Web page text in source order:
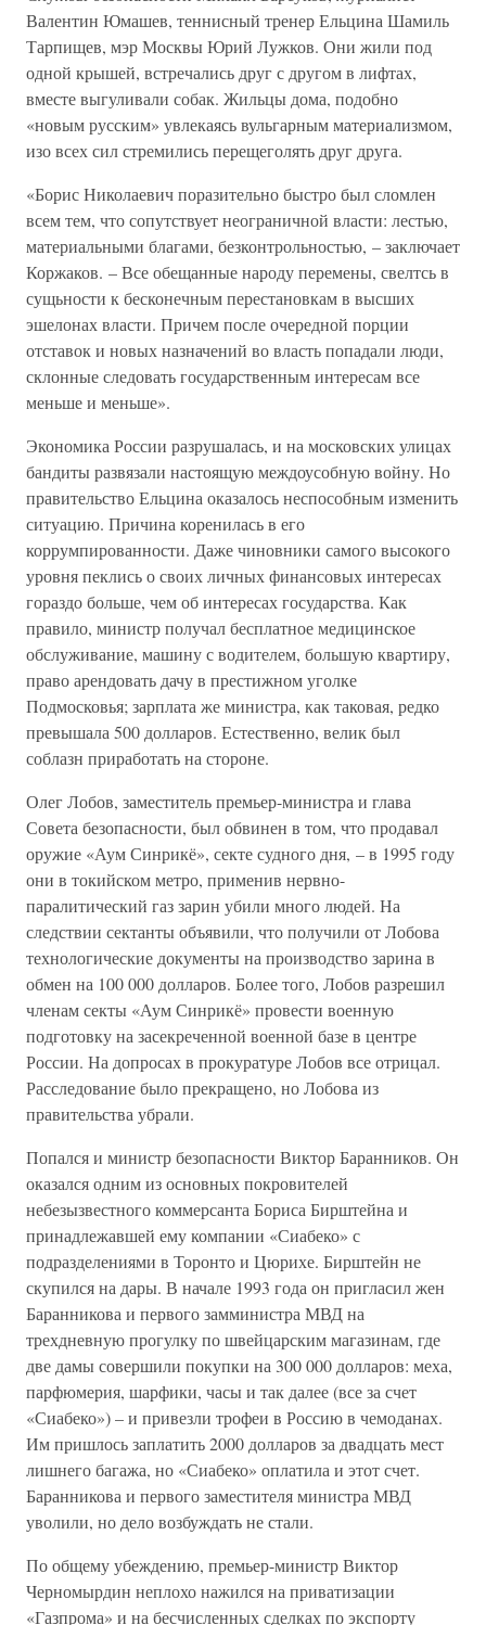
Валентин Юмашев, теннисный тренер Ельцина Шамиль
Тарпищев, мэр Москвы Юрий Лужков. Они жили под
одной крышей, встречались друг с другом в лифтах,
вместе выгуливали собак. Жильцы дома, подобно
«новым русским» увлекаясь вульгарным материализмом,
изо всех сил стремились перещеголять друг друга.
«Борис Николаевич поразительно быстро был сломлен
всем тем, что сопутствует неограничной власти: лестью,
материальными благами, безконтрольностью, – заключает
Коржаков. – Все обещанные народу перемены, свелтсь в
сущьности к бесконечным перестановкам в высших
эшелонах власти. Причем после очередной порции
отставок и новых назначений во власть попадали люди,
склонные следовать государственным интересам все
меньше и меньше».
Экономика России разрушалась, и на московских улицах
бандиты развязали настоящую междоусобную войну. Но
правительство Ельцина оказалось неспособным изменить
ситуацию. Причина коренилась в его
коррумпированности. Даже чиновники самого высокого
уровня пеклись о своих личных финансовых интересах
гораздо больше, чем об интересах государства. Как
правило, министр получал бесплатное медицинское
обслуживание, машину с водителем, большую квартиру,
право арендовать дачу в престижном уголке
Подмосковья; зарплата же министра, как таковая, редко
превышала 500 долларов. Естественно, велик был
соблазн приработать на стороне.
Олег Лобов, заместитель премьер-министра и глава
Совета безопасности, был обвинен в том, что продавал
оружие «Аум Синрикё», секте судного дня, – в 1995 году
они в токийском метро, применив нервно-
паралитический газ зарин убили много людей. На
следствии сектанты объявили, что получили от Лобова
технологические документы на производство зарина в
обмен на 100 000 долларов. Более того, Лобов разрешил
членам секты «Аум Синрикё» провести военную
подготовку на засекреченной военной базе в центре
России. На допросах в прокуратуре Лобов все отрицал.
Расследование было прекращено, но Лобова из
правительства убрали.
Попался и министр безопасности Виктор Баранников. Он
оказался одним из основных покровителей
небезызвестного коммерсанта Бориса Бирштейна и
принадлежавшей ему компании «Сиабеко» с
подразделениями в Торонто и Цюрихе. Бирштейн не
скупился на дары. В начале 1993 года он пригласил жен
Баранникова и первого замминистра МВД на
трехдневную прогулку по швейцарским магазинам, где
две дамы совершили покупки на 300 000 долларов: меха,
парфюмерия, шарфики, часы и так далее (все за счет
«Сиабеко») – и привезли трофеи в Россию в чемоданах.
Им пришлось заплатить 2000 долларов за двадцать мест
лишнего багажа, но «Сиабеко» оплатила и этот счет.
Баранникова и первого заместителя министра МВД
уволили, но дело возбуждать не стали.
По общему убеждению, премьер-министр Виктор
Черномырдин неплохо нажился на приватизации
«Газпрома» и на бесчисленных сделках по экспорту